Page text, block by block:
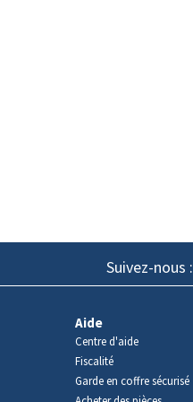
Suivez-nous :
Aide
Centre d'aide
Fiscalité
Garde en coffre sécurisé